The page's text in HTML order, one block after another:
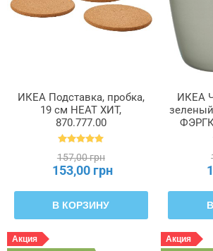
ИКЕА Подставка, пробка,
19 см HEAT ХИТ,
870.777.00
157,00 грн
153,00 грн
В КОРЗИНУ
ИКЕА
Акция
Акция